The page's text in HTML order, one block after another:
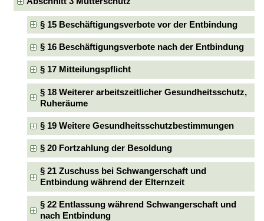
§ 15 Beschäftigungsverbote vor der Entbindung
§ 16 Beschäftigungsverbote nach der Entbindung
§ 17 Mitteilungspflicht
§ 18 Weiterer arbeitszeitlicher Gesundheitsschutz,
Ruheräume
§ 19 Weitere Gesundheitsschutzbestimmungen
§ 20 Fortzahlung der Besoldung
§ 21 Zuschuss bei Schwangerschaft und
Entbindung während der Elternzeit
§ 22 Entlassung während Schwangerschaft und
nach Entbindung